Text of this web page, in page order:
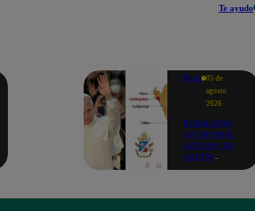
Te ayudo
Perú 05 de
agosto
2026
Papa León
XIV en Perú:
conoce los
cuatro
en